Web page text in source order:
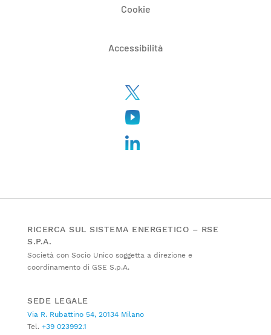
Cookie
Accessibilità
RICERCA SUL SISTEMA ENERGETICO – RSE
S.P.A.
Società con Socio Unico soggetta a direzione e
coordinamento di GSE S.p.A.
SEDE LEGALE
Via R. Rubattino 54, 20134 Milano
Tel. +39 023992.1